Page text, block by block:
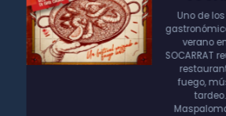
Uno de
verano
SOCARRAT
fuego,
tardeo.